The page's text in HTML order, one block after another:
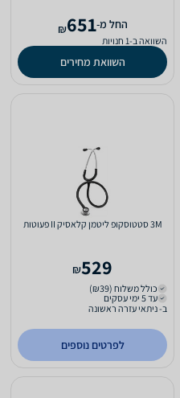
‫החל מ-651
₪
השוואה ב-1 חנויות
השוואת מחירים
3M סטטוסקופ ליטמן קלאסיק II פעוטות
529
₪
כולל משלוח (₪39)
עד 5 ימי עסקים
ב- ניתאי עזרה ראשונה
לפרטים נוספים